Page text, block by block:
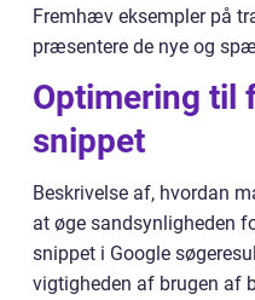
Fremhæv eksempler på
præsentere de nye og
Optimering til
snippet
Beskrivelse af, hvordan
at øge sandsynligheden
snippet i Google
vigtigheden af brugen af